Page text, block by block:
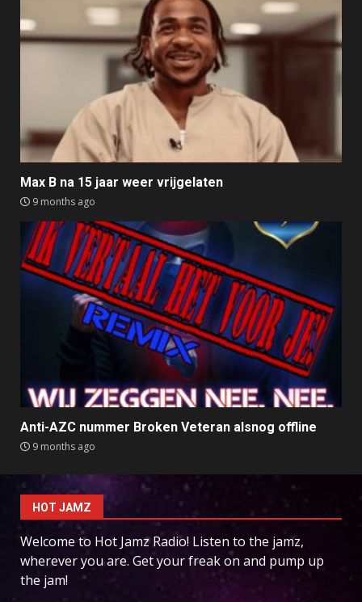
Max B na 15 jaar weer vrijgelaten
9 months ago
Anti-AZC nummer Broken Veteran alsnog offline
9 months ago
HOT JAMZ
Welcome to Hot Jamz Radio! Listen to the jamz,
wherever you are. Get your freak on and pump up
the jam!